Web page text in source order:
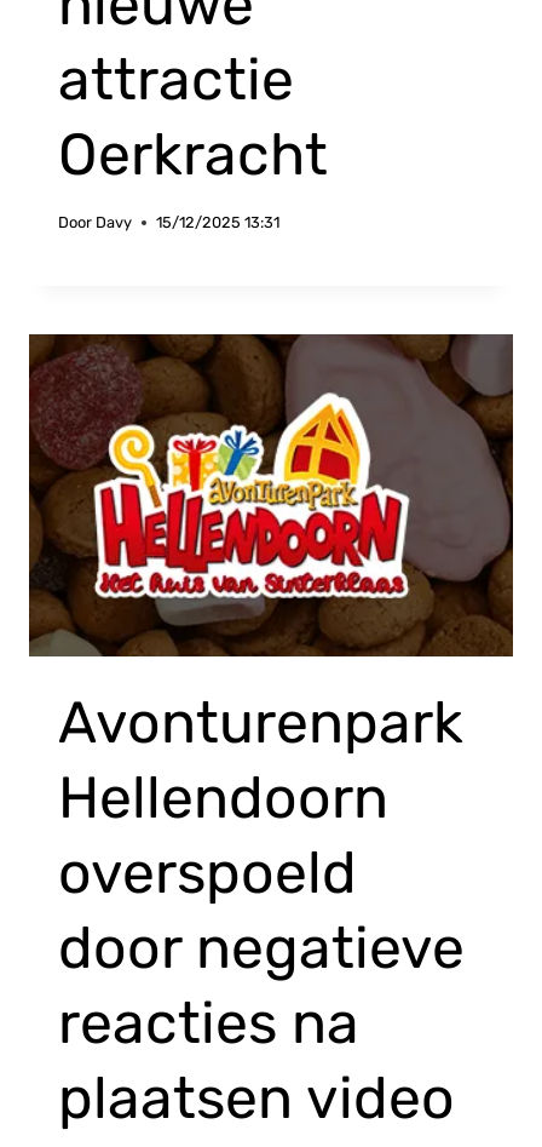
attractie
Oerkracht
Door Davy 15/12/2025 13:31
Avonturenpark
Hellendoorn
overspoeld
door negatieve
reacties na
plaatsen video